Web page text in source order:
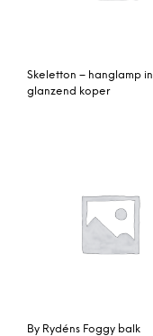
Skeletton – hanglamp in
glanzend koper
By Rydéns Foggy balk